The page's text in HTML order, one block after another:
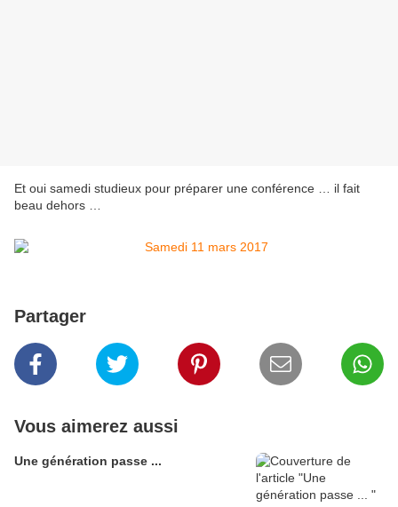
Et oui samedi studieux pour préparer une conférence … il fait
beau dehors …
Partager
Vous aimerez aussi
Une génération passe ...